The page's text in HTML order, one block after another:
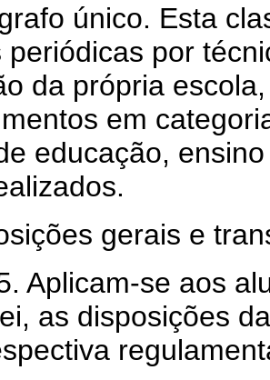
único. Esta
periódicas por
da própria
em
educação,
gerais e
Aplicam-se aos
as disposições